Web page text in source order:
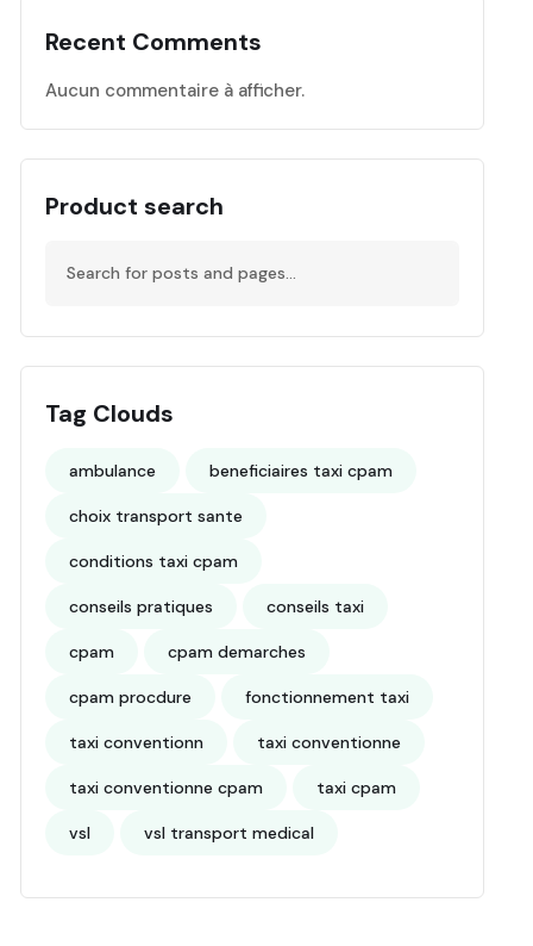
Recent Comments
Aucun commentaire à afficher.
Product search
Tag Clouds
ambulance beneficiaires taxi cpam
choix transport sante
conditions taxi cpam
conseils pratiques conseils taxi
cpam cpam demarches
cpam procdure fonctionnement taxi
taxi conventionn taxi conventionne
taxi conventionne cpam taxi cpam
vsl vsl transport medical